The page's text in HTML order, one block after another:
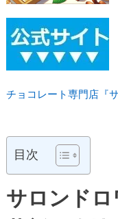
チョコレート専門店『
目次
サロンドロ